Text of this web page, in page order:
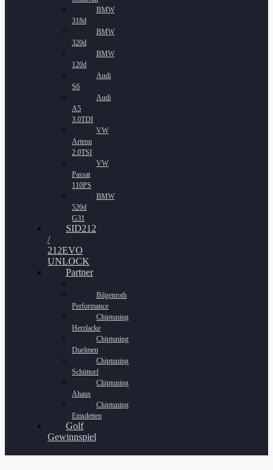
BMW
318d
BMW
320d
BMW
120d
Audi
S6
Audi
A5
3.0TDI
VW
Arteon
2.0TSI
VW
Passat
110PS
BMW
520d
G31
SID212
/
212EVO
UNLOCK
Partner
Bilgenroth
Performance
Chiptuning
Herzlacke
Chiptuning
Duelmen
Chiptuning
Schüttorf
Chiptuning
Ahaus
Chiptuning
Emsdetten
Golf
Gewinnspiel